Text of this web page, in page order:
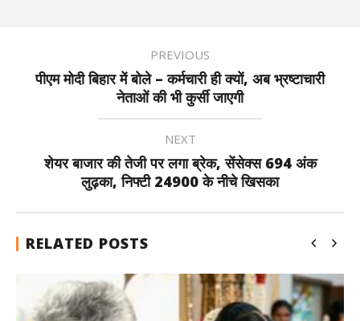
PREVIOUS
पीएम मोदी बिहार में बोले – कर्मचारी ही क्यों, अब भ्रष्टाचारी
नेताओं की भी कुर्सी जाएगी
NEXT
शेयर बाजार की तेजी पर लगा ब्रेक, सेंसेक्स 694 अंक
लुढ़का, निफ्टी 24900 के नीचे खिसका
RELATED POSTS